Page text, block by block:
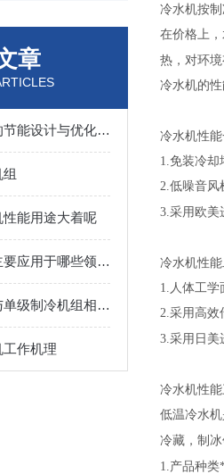
章
螺杆式制冷机组的节能设计与优化策略
能用途大着呢
复叠式制冷机组主要应用于哪些领域？
复叠式制冷机组与单级制冷机组相比有哪些优势？
作机理
冷水机按
在价格上
热，对环
冷水机的
冷水机性
1.免装冷却
2.低噪音风
3.采用欧美
冷水机性
1. 人体工
2.采用高效
3.采用日美
冷水机性
低温冷水
冷藏，制
1.产品种